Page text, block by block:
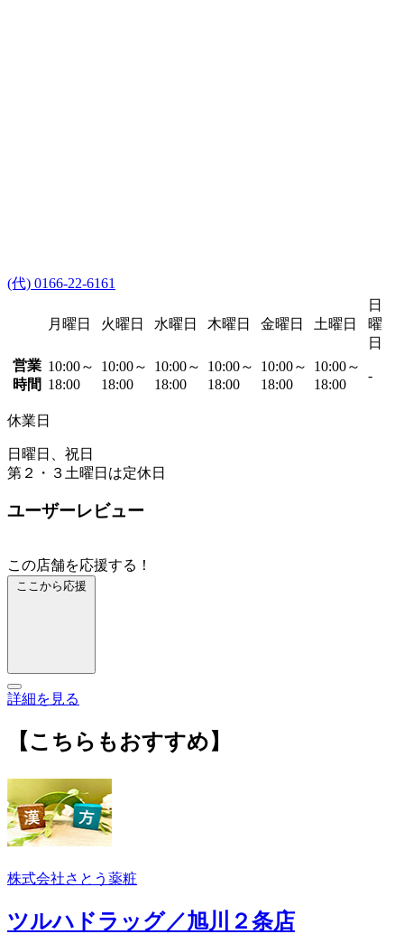
(代) 0166-22-6161
月曜日 火曜日 水曜日 木曜日 金曜日 土曜日
日
曜
日
営業
時間
10:00～
18:00
10:00～
18:00
10:00～
18:00
10:00～
18:00
10:00～
18:00
10:00～
18:00
-
休業日
日曜日、祝日
第２・３土曜日は定休日
ユーザーレビュー
この店舗を応援する！
ここから応援
詳細を見る
【こちらもおすすめ】
株式会社さとう薬粧
ツルハドラッグ／旭川２条店